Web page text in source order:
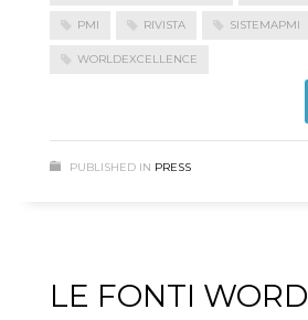
PMI RIVISTA SISTEMAPMI
WORLDEXCELLENCE
PUBLISHED IN PRESS
LE FONTI WORD